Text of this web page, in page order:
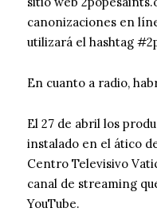
canonizaciones en
utilizará el hashtag
En cuanto a radio,
El 27 de abril los
instalado en el ático
Centro Televisivo
canal de streaming
YouTube.